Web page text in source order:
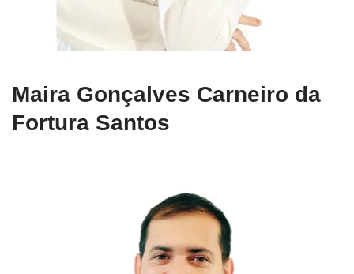
Maira Gonçalves Carneiro da
Fortura Santos